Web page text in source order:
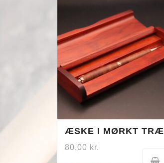
ÆSKE I MØRKT TRÆ
80,00 kr.